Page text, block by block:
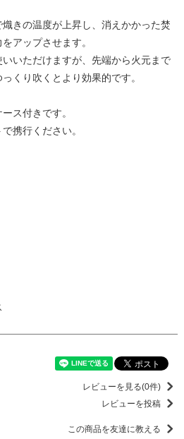
きの温度が上昇し、消えかかった焚
アップさせます。
いただけますが、先端から火元まで
くり吹くとより効果的です。
ス付きです。
携行ください。
レビューを見る(0件)
レビューを投稿
この商品を友達に教える